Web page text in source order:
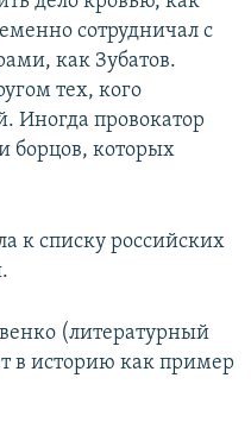
сотрудничал с
как Зубатов.
тех, кого
Иногда провокатор
борцов, которых
к списку российских
(литературный
в историю как пример